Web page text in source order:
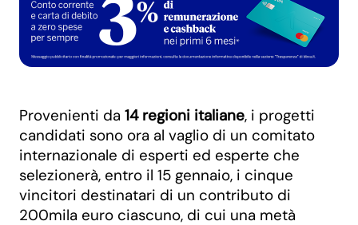
Provenienti da 14 regioni italiane, i progetti
candidati sono ora al vaglio di un comitato
internazionale di esperti ed esperte che
selezionerà, entro il 15 gennaio, i cinque
vincitori destinatari di un contributo di
200mila euro ciascuno, di cui una metà